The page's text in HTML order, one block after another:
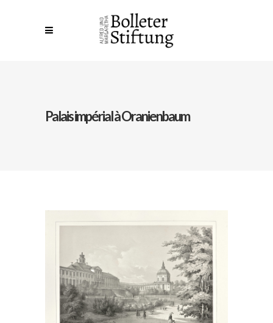
Palais impérial à Oranienbaum